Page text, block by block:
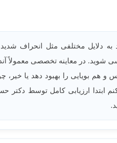
دلایل مختلفی مثل انحراف شدید
شوید. در معاینه تخصصی معمولاً
بویایی را بهبود دهد یا خیر،
ارزیابی کامل توسط دکتر